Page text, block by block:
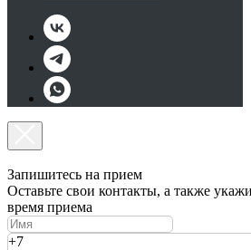
Запишитесь на прием
Оставьте свои контакты, а также
время приема
+7